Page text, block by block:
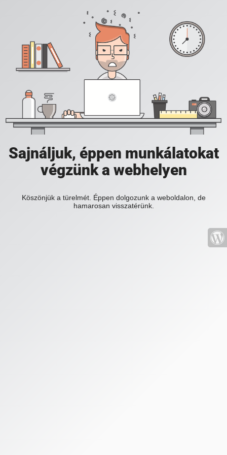
Sajnáljuk, éppen munkálatokat
végzünk a webhelyen
Köszönjük a türelmét. Éppen dolgozunk a weboldalon, de
hamarosan visszatérünk.